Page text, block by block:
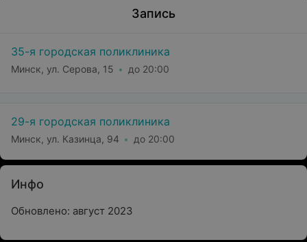
Запись
35-я городская поликлиника
Минск, ул. Серова, 15 до 20:00
29-я городская поликлиника
Минск, ул. Казинца, 94 до 20:00
Инфо
Обновлено: август 2023